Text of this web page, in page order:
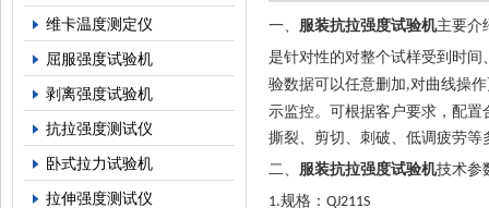
维卡温度测定仪
屈服强度试验机
剥离强度试验机
抗拉强度测试仪
卧式拉力试验机
拉伸强度测试仪
一、 服装抗拉强度试验机主要介
是针对性的对整个试样受到时
验数据可以任意删加,对曲线操
示监控。可根据客户要求，配
撕裂、剪切、刺破、低调疲劳等
二、 服装抗拉强度试验机技术参
1.规格： QJ211S